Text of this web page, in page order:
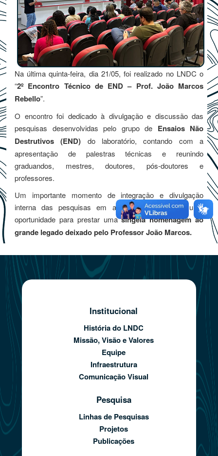
Na última quinta-feira, dia 21/05, foi realizado no LNDC o
“2º Encontro Técnico de END – Prof. João Marcos
Rebello”.
O encontro foi dedicado à divulgação e discussão das
pesquisas desenvolvidas pelo grupo de Ensaios Não
Destrutivos (END) do laboratório, contando com a
apresentação de palestras técnicas e reunindo
graduandos, mestres, doutores, pós-doutores e
professores.
Um importante momento de integração e divulgação
interna das pesquisas em andamento, além de uma
oportunidade para prestar umasingela homenagem ao
grande legado deixado pelo Professor João Marcos.
Institucional
História do LNDC
Missão, Visão e Valores
Equipe
Infraestrutura
Comunicação Visual
Pesquisa
Linhas de Pesquisas
Projetos
Publicações